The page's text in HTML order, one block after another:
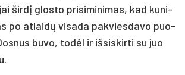
šir­dį glos­to pri­si­mi­ni­mas, kad ku­ni­
po at­lai­dų vi­sa­da pa­kvies­da­vo puo­
bu­vo, to­dėl ir iš­si­skir­ti su juo